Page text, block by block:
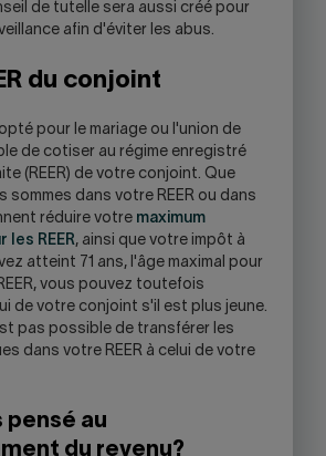
de tutelle sera aussi créé pour
afin d'éviter les abus.
du conjoint
pour le mariage ou l'union de
de cotiser au régime enregistré
(REER) de votre conjoint. Que
sommes dans votre REER ou dans
réduire votre maximum
les REER, ainsi que votre impôt à
atteint 71 ans, l'âge maximal pour
vous pouvez toutefois
de votre conjoint s'il est plus jeune.
pas possible de transférer les
dans votre REER à celui de votre
pensé au
du revenu?